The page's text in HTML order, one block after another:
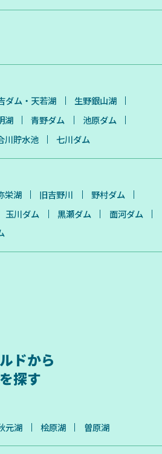
ダム・天若湖
生野銀山湖
湖 青野ダム
池原ダム
川貯水池 七川ダム
栄湖 旧吉野川
野村ダム
玉川ダム 黒瀬ダム
面河ダム
ドから
探す
元湖 桧原湖 曽原湖